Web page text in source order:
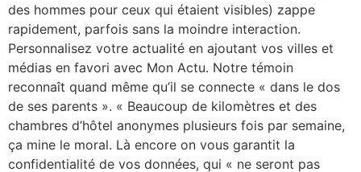
des hommes pour ceux qui étaient visibles) zappe
rapidement, parfois sans la moindre interaction.
Personnalisez votre actualité en ajoutant vos villes et
médias en favori avec Mon Actu. Notre témoin
reconnaît quand même qu’il se connecte « dans le dos
de ses parents ». « Beaucoup de kilomètres et des
chambres d’hôtel anonymes plusieurs fois par semaine,
ça mine le moral. Là encore on vous garantit la
confidentialité de vos données, qui « ne seront pas